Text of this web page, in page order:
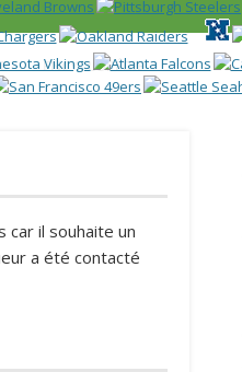
ENCYCLOPÉDIE
car il souhaite un
a été contacté